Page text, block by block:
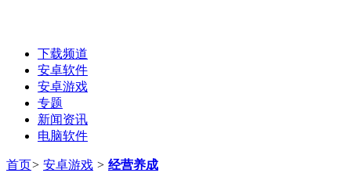
下载频道
安卓软件
安卓游戏
专题
新闻资讯
电脑软件
首页> 安卓游戏 > 经营养成